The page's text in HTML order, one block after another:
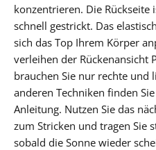
konzentrieren. Die
schnell gestrickt. Das
sich das Top Ihrem Körper
verleihen der Rückenansicht
brauchen Sie nur rechte und
anderen Techniken finden
Anleitung. Nutzen Sie das
zum Stricken und tragen Sie
sobald die Sonne wieder